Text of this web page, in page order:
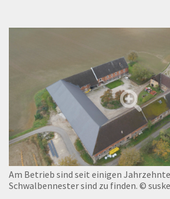
Am Betrieb sind seit einigen
Schwalbennester sind zu finden. ©